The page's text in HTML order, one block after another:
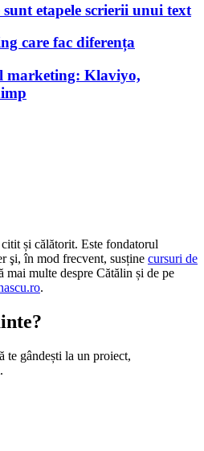
etapele scrierii unui text
care fac diferența
marketing: Klaviyo,
și călătorit. Este fondatorul
şi, în mod frecvent, susține cursuri de
mai multe despre Cătălin și de pe
.
te gândești la un proiect,